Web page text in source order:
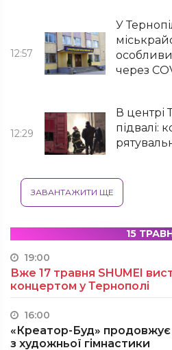
12:57
У
через
12:29
В центрі
підвалі:
ЗАВАНТАЖИТИ ЩЕ
15
19:00
Вже 17 травня SHUMEI
концертом у Тернополі
16:00
«Креатор-Буд» продовжує
з художньої гімнастики